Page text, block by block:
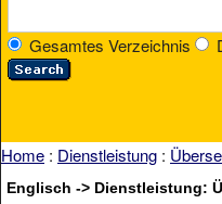
Gesamtes Verzeichnis
Home : Dienstleistung :
Englisch -> Dienstleistung: